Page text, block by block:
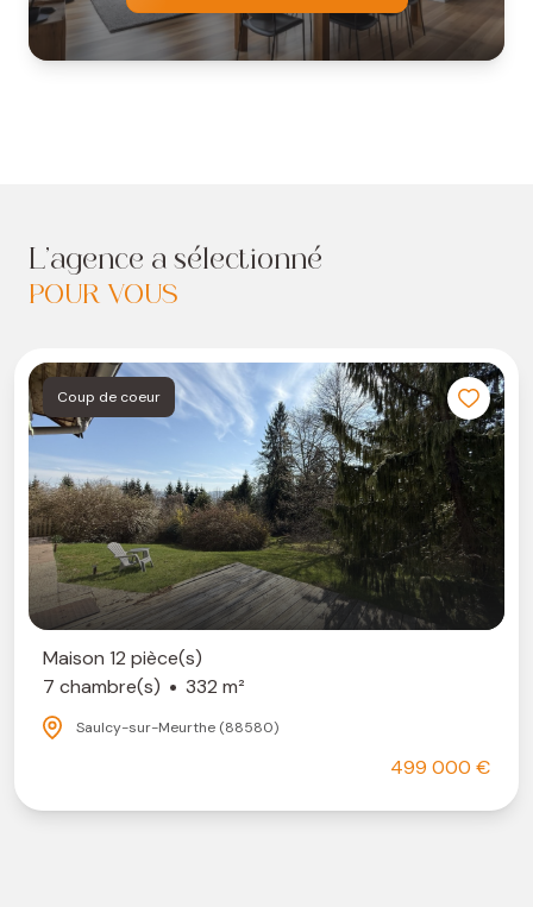
L'agence a sélectionné
POUR VOUS
Coup de coeur
12 pièce(s)
chambre(s)
332 m²
Saulcy-sur-Meurthe (88580)
499 000 €